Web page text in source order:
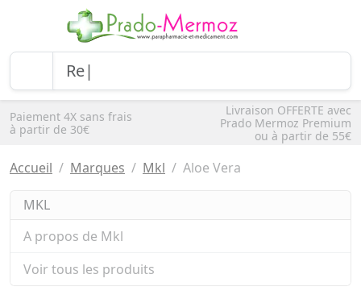
Paiement 4X sans frais
à partir de 30€
Livraison OFFERTE avec
Prado Mermoz Premium
ou à partir de 55€
Accueil Marques Mkl Aloe Vera
MKL
A propos de Mkl
Voir tous les produits